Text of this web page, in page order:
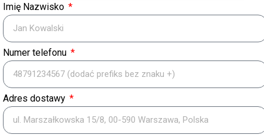
Imię Nazwisko
Numer telefonu
Adres dostawy